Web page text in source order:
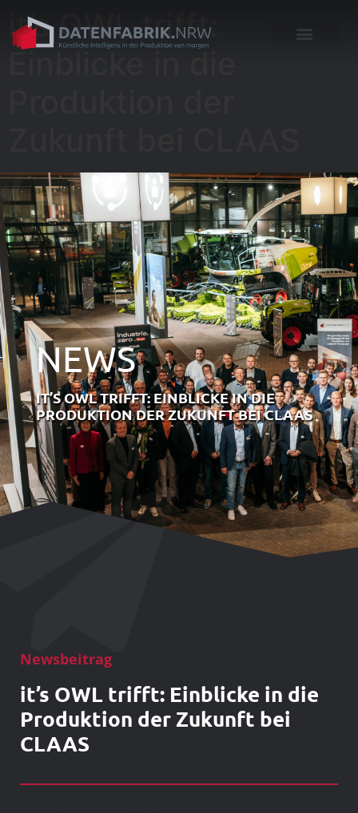
it’s OWL trifft:
NEWS
IT’S OWL TRIFFT: EINBLICKE IN DIE
PRODUKTION DER ZUKUNFT BEI CLAAS
Newsbeitrag
it’s OWL trifft: Einblicke in die
Produktion der Zukunft bei
CLAAS